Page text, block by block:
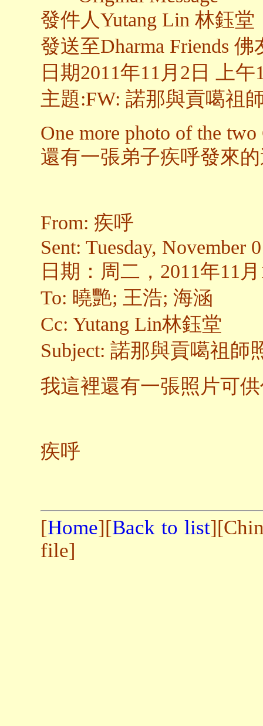
發件人Yutang Lin 林鈺堂
發送至Dharma Friends 佛
日期2011年11月2日 上午
主題:FW: 諾那與貢噶祖
One more photo of the
還有一張弟子疾呼發來
From: 疾呼
Sent: Tuesday, November
日期：周二，2011年11
To: 曉艷; 王浩; 海涵
Cc: Yutang Lin林鈺堂
Subject: 諾那與貢噶祖師
我這裡還有一張照片可
疾呼
[Home][Back to list][
file]